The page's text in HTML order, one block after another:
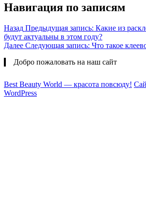
Навигация по записям
Назад Предыдущая запись: Какие из
будут актуальны в этом году?
Далее Следующая запись: Что такое
Добро пожаловать на наш сайт
Best Beauty World — красота повсюду!
WordPress